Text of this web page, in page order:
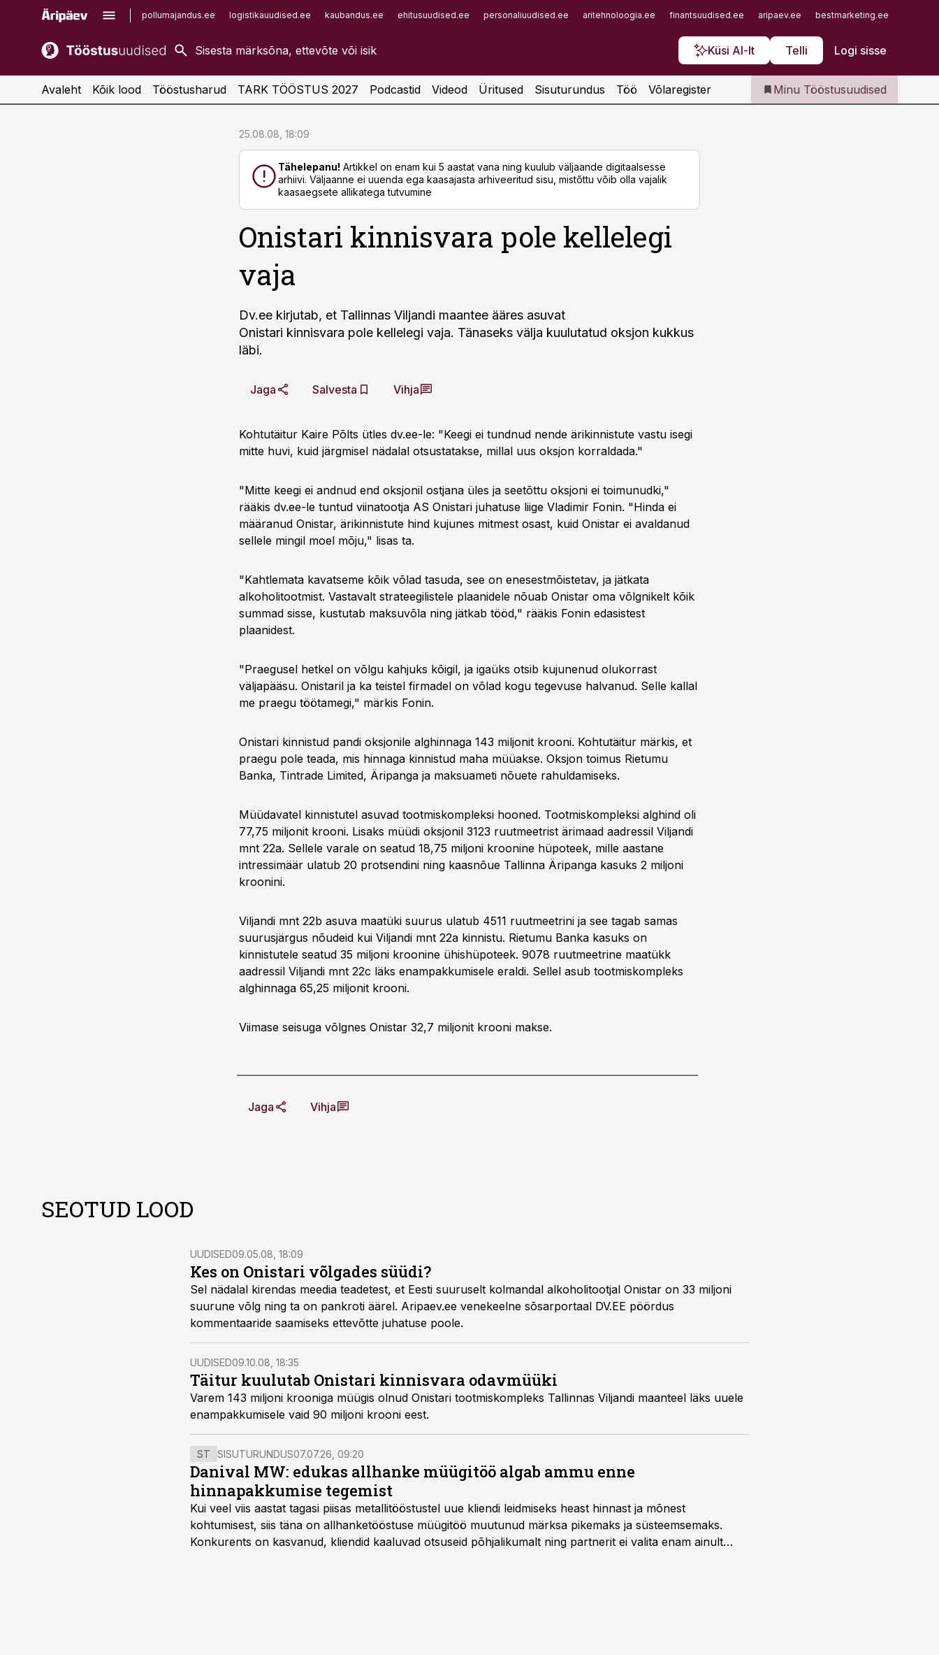
pollumajandus.ee logistikauudised.ee kaubandus.ee ehitusuudised.ee personaliuudised.ee aritehnoloogia.ee finantsuudised.ee aripaev.ee bestmarketing.ee
Küsi AI-lt Telli Logi sisse
kaubandus.ee
kinnisvarauudised.ee
imelineajalugu.ee
Infopank
Iseteenindus
Telli Tööstusuudised
Avaleht Kõik lood Tööstusharud TARK TÖÖSTUS 2027 Podcastid Videod Üritused Sisuturundus Töö Võlaregister Minu Tööstusuudised
25.08.08, 18:09
Tähelepanu! Artikkel on enam kui 5 aastat vana ning kuulub väljaande digitaalsesse
arhiivi. Väljaanne ei uuenda ega kaasajasta arhiveeritud sisu, mistõttu võib olla vajalik
kaasaegsete allikatega tutvumine
Onistari kinnisvara pole kellelegi
vaja
Dv.ee kirjutab, et Tallinnas Viljandi maantee ääres asuvat
Onistari kinnisvara pole kellelegi vaja. Tänaseks välja kuulutatud oksjon kukkus
läbi.
Jaga Salvesta Vihja
Kohtutäitur Kaire Põlts ütles dv.ee-le: "Keegi ei tundnud nende ärikinnistute vastu isegi
mitte huvi, kuid järgmisel nädalal otsustatakse, millal uus oksjon korraldada."
"Mitte keegi ei andnud end oksjonil ostjana üles ja seetõttu oksjoni ei toimunudki,"
rääkis dv.ee-le tuntud viinatootja AS Onistari juhatuse liige Vladimir Fonin. "Hinda ei
määranud Onistar, ärikinnistute hind kujunes mitmest osast, kuid Onistar ei avaldanud
sellele mingil moel mõju," lisas ta.
"Kahtlemata kavatseme kõik võlad tasuda, see on enesestmõistetav, ja jätkata
alkoholitootmist. Vastavalt strateegilistele plaanidele nõuab Onistar oma võlgnikelt kõik
summad sisse, kustutab maksuvõla ning jätkab tööd," rääkis Fonin edasistest
plaanidest.
"Praegusel hetkel on võlgu kahjuks kõigil, ja igaüks otsib kujunenud olukorrast
väljapääsu. Onistaril ja ka teistel firmadel on võlad kogu tegevuse halvanud. Selle kallal
me praegu töötamegi," märkis Fonin.
Onistari kinnistud pandi oksjonile alghinnaga 143 miljonit krooni. Kohtutäitur märkis, et
praegu pole teada, mis hinnaga kinnistud maha müüakse. Oksjon toimus Rietumu
Banka, Tintrade Limited, Äripanga ja maksuameti nõuete rahuldamiseks.
Müüdavatel kinnistutel asuvad tootmiskompleksi hooned. Tootmiskompleksi alghind oli
77,75 miljonit krooni. Lisaks müüdi oksjonil 3123 ruutmeetrist ärimaad aadressil Viljandi
mnt 22a. Sellele varale on seatud 18,75 miljoni kroonine hüpoteek, mille aastane
intressimäär ulatub 20 protsendini ning kaasnõue Tallinna Äripanga kasuks 2 miljoni
kroonini.
Viljandi mnt 22b asuva maatüki suurus ulatub 4511 ruutmeetrini ja see tagab samas
suurusjärgus nõudeid kui Viljandi mnt 22a kinnistu. Rietumu Banka kasuks on
kinnistutele seatud 35 miljoni kroonine ühishüpoteek. 9078 ruutmeetrine maatükk
aadressil Viljandi mnt 22c läks enampakkumisele eraldi. Sellel asub tootmiskompleks
alghinnaga 65,25 miljonit krooni.
Viimase seisuga võlgnes Onistar 32,7 miljonit krooni makse.
Jaga Vihja
SEOTUD LOOD
UUDISED09.05.08, 18:09
Kes on Onistari võlgades süüdi?
Sel nädalal kirendas meedia teadetest, et Eesti suuruselt kolmandal alkoholitootjal Onistar on 33 miljoni
suurune võlg ning ta on pankroti äärel. Aripaev.ee venekeelne sõsarportaal DV.EE pöördus
kommentaaride saamiseks ettevõtte juhatuse poole.
UUDISED09.10.08, 18:35
Täitur kuulutab Onistari kinnisvara odavmüüki
Varem 143 miljoni krooniga müügis olnud Onistari tootmiskompleks Tallinnas Viljandi maanteel läks uuele
enampakkumisele vaid 90 miljoni krooni eest.
ST SISUTURUNDUS07.07.26, 09:20
Danival MW: edukas allhanke müügitöö algab ammu enne
hinnapakkumise tegemist
Kui veel viis aastat tagasi piisas metallitööstustel uue kliendi leidmiseks heast hinnast ja mõnest
kohtumisest, siis täna on allhanketööstuse müügitöö muutunud märksa pikemaks ja süsteemsemaks.
Konkurents on kasvanud, kliendid kaaluvad otsuseid põhjalikumalt ning partnerit ei valita enam ainult